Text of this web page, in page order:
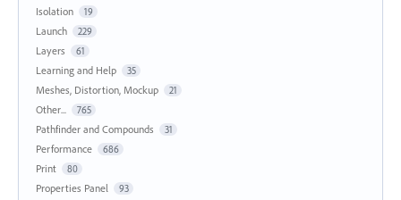
Isolation 19
Launch 229
Layers 61
Learning and Help 35
Meshes, Distortion, Mockup 21
Other... 765
Pathfinder and Compounds 31
Performance 686
Print 80
Properties Panel 93